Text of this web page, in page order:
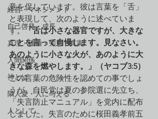
経営・マネジメント
自己啓発・成長
真理・価値・知恵・真実
人間関係
神とは
隣人愛・人に与える
人として
意を促しています。彼は言葉を「舌」
と表現して、次のように述べていま
す。「舌は小さな器官ですが、大きな
ことを言って自慢します。見なさい。
あのように小さな火が、あのように大
きな森を燃やします。」（ヤコブ3:5）
この言葉の危険性を認めての事でしょ
うが、自民党は夏の参院選に先立ち、
「失言防止マニュアル」を党内に配布
しました。失言のために桜田義孝前五